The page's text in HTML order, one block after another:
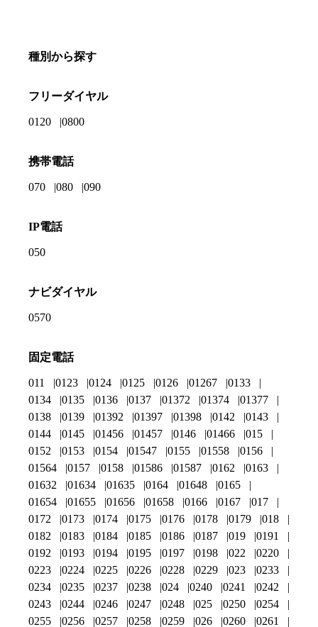
種別から探す
フリーダイヤル
0120 0800
携帯電話
070 080 090
IP電話
050
ナビダイヤル
0570
固定電話
011 0123 0124 0125 0126 01267
0133
0134
0135 0136 0137 01372 01374
01377
0138
0139 01392 01397 01398 0142
0143
0144
0145 01456 01457 0146 01466
015
0152
0153 0154 01547 0155 01558
0156
01564
0157 0158 01586 01587 0162
0163
01632
01634 01635 0164 01648
0165
01654
01655 01656 01658 0166 0167
017
0172
0173 0174 0175 0176 0178 0179
018
0182
0183 0184 0185 0186 0187 019
0191
0192
0193 0194 0195 0197 0198 022
0220
0223
0224 0225 0226 0228 0229 023
0233
0234
0235 0237 0238 024 0240 0241
0242
0243
0244 0246 0247 0248 025 0250
0254
0255
0256 0257 0258 0259 026 0260 0261